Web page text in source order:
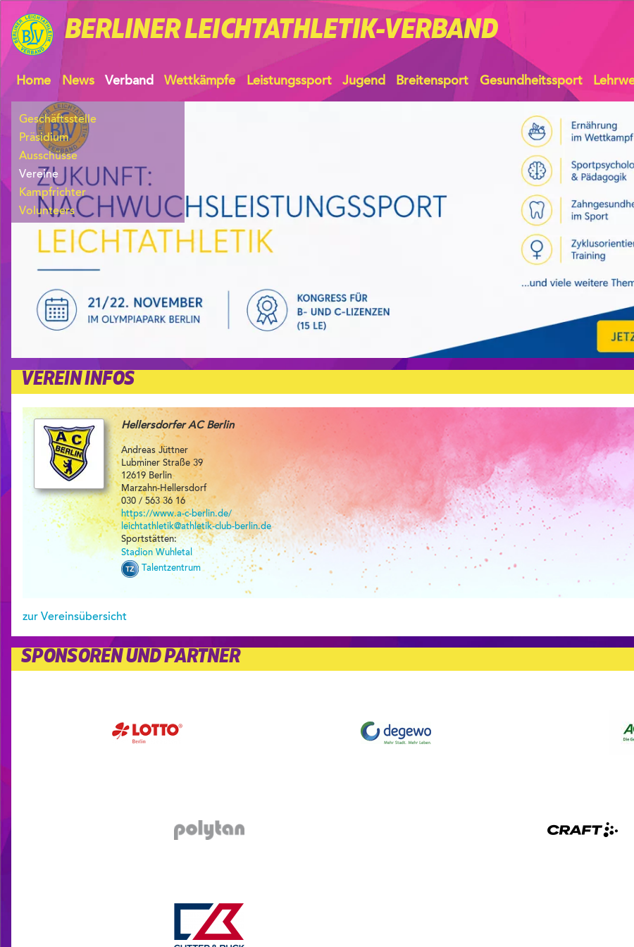
BERLINERLEICHTATHLETIK-VERBAND
Home News Verband Wettkämpfe Leistungssport Jugend Breitensport Gesundheitssport
Geschäftsstelle
Präsidium
Ausschüsse
Vereine
Kampfrichter
Volunteers
VEREIN INFOS
Hellersdorfer AC Berlin
Andreas Jüttner
Lubminer Straße 39
12619 Berlin
Marzahn-Hellersdorf
030 / 563 36 16
https://www.a-c-berlin.de/
leichtathletik@athletik-club-berlin.de
Sportstätten:
Stadion Wuhletal
Talentzentrum
zur Vereinsübersicht
SPONSOREN UND PARTNER